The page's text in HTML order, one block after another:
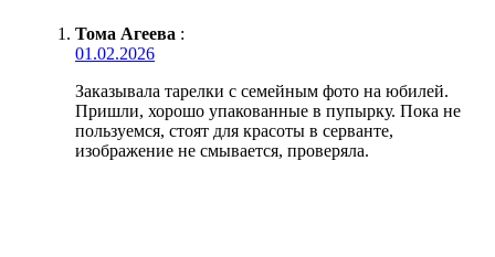
Тома Агеева :
01.02.2026
Заказывала тарелки с семейным фото на юбилей.
Пришли, хорошо упакованные в пупырку. Пока не
пользуемся, стоят для красоты в серванте,
изображение не смывается, проверяла.